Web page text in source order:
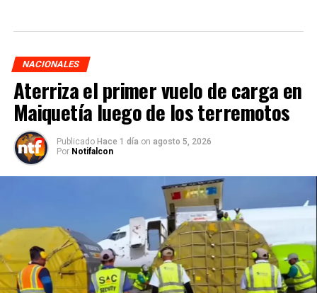
NACIONALES
Aterriza el primer vuelo de carga en
Maiquetía luego de los terremotos
Publicado Hace 1 día on agosto 5, 2026
Por Notifalcon